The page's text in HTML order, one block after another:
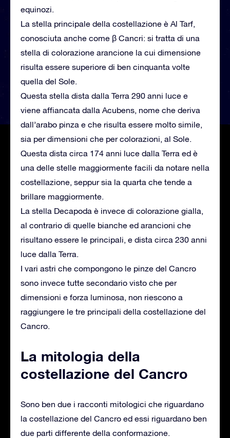
equinozi.
La stella principale della costellazione è Al Tarf,
conosciuta anche come β Cancri: si tratta di una
stella di colorazione arancione la cui dimensione
risulta essere superiore di ben cinquanta volte
quella del Sole.
Questa stella dista dalla Terra 290 anni luce e
viene affiancata dalla Acubens, nome che deriva
dall’arabo pinza e che risulta essere molto simile,
sia per dimensioni che per colorazioni, al Sole.
Questa dista circa 174 anni luce dalla Terra ed è
una delle stelle maggiormente facili da notare nella
costellazione, seppur sia la quarta che tende a
brillare maggiormente.
La stella Decapoda è invece di colorazione gialla,
al contrario di quelle bianche ed arancioni che
risultano essere le principali, e dista circa 230 anni
luce dalla Terra.
I vari astri che compongono le pinze del Cancro
sono invece tutte secondario visto che per
dimensioni e forza luminosa, non riescono a
raggiungere le tre principali della costellazione del
Cancro.
La mitologia della
costellazione del Cancro
Sono ben due i racconti mitologici che riguardano
la costellazione del Cancro ed essi riguardano ben
due parti differente della conformazione.